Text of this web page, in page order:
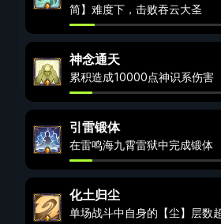
简】难度下，击败吞云大圣
神念通天
累积造成10000点神识系伤害
引雷锻体
在雷鸣海九霄雷狱中完成锻体
化土归尘
单场战斗中自身的【尘】层数